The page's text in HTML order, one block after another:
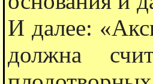
И далее:
должна